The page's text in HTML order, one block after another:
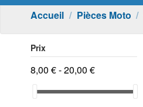
Accueil Pièces Moto
Prix
8,00 € - 20,00 €